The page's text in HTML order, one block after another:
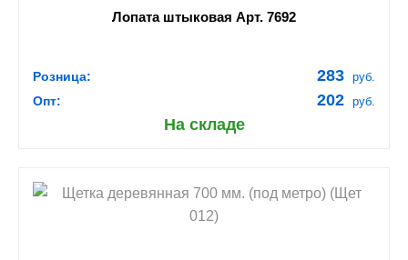
Лопата штыковая Арт. 7692
Розница: 283 руб.
Опт: 202 руб.
На складе
shopping_cart В КОРЗИНУ